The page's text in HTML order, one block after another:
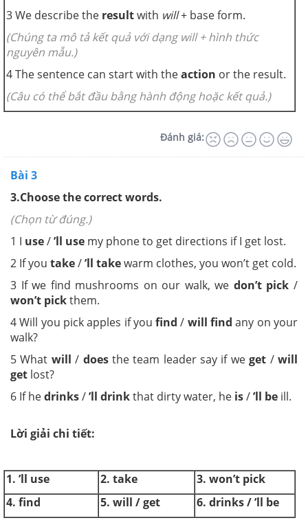
3We describe the resultwith will+ base form.
(Chúng ta mô tả kết quả với dạng will + hình thức
nguyên mẫu.)
4The sentence can start with theaction or the result.
(Câu có thể bắt đầu bằng hành động hoặc kết quả.)
Đánh giá:
Bài 3
3.Choose the correct words.
(Chọn từ đúng.)
1 I use/’ll use my phone to get directions if I get lost.
2 If you take/’ll takewarm clothes, you won’t get cold.
3 If we find mushrooms on our walk, we don’t pick/
won’t pickthem.
4Will you pick apples if youfind/ will findany on your
walk?
5What will/ does the team leader say if weget /will
get lost?
6 If hedrinks/’ll drinkthat dirty water, he is/’ll be ill.
Lời giải chi tiết:
1. ’ll use 2. take
3. won’t pick
4. find
5. will / get 6. drinks / ’ll be